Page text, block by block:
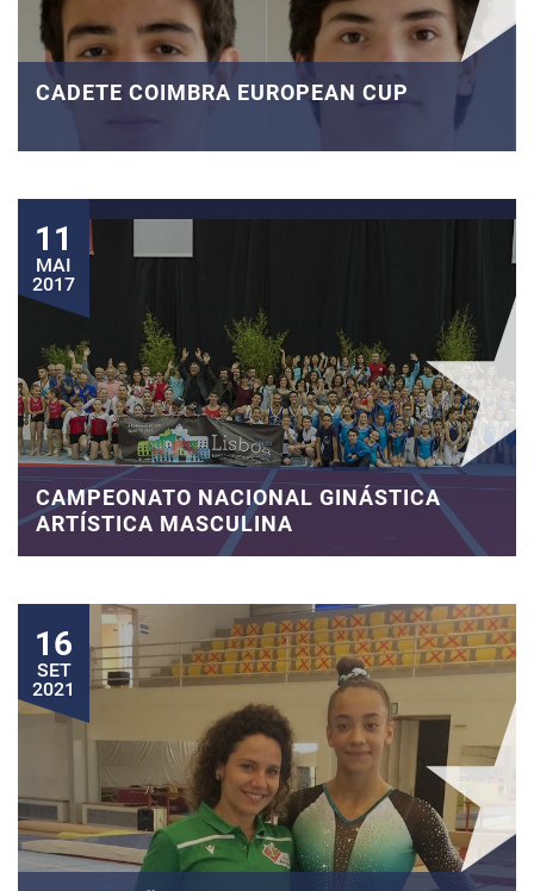
CADETE COIMBRA EUROPEAN CUP
11
MAI
2017
CAMPEONATO NACIONAL GINÁSTICA
ARTÍSTICA MASCULINA
16
SET
2021